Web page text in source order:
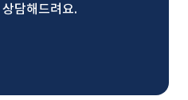
담해드려요.